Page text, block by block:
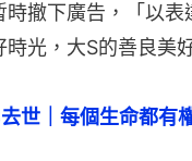
時撤下廣告，「以
光，大S的善良美
世｜每個生命都有